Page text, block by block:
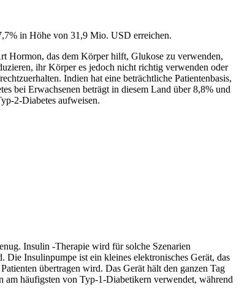
in Höhe von 31,9 Mio. USD erreichen.
Hormon, das dem Körper hilft, Glukose zu verwenden,
ihr Körper es jedoch nicht richtig verwenden oder
Indien hat eine beträchtliche Patientenbasis,
bei Erwachsenen beträgt in diesem Land über 8,8% und
2-Diabetes aufweisen.
Insulin -Therapie wird für solche Szenarien
Insulinpumpe ist ein kleines elektronisches Gerät, das
übertragen wird. Das Gerät hält den ganzen Tag
häufigsten von Typ-1-Diabetikern verwendet, während